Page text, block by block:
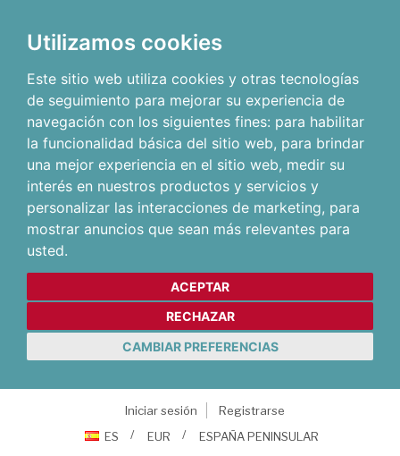
Utilizamos cookies
Este sitio web utiliza cookies y otras tecnologías
de seguimiento para mejorar su experiencia de
navegación con los siguientes fines: para habilitar
la funcionalidad básica del sitio web, para brindar
una mejor experiencia en el sitio web, medir su
interés en nuestros productos y servicios y
personalizar las interacciones de marketing, para
mostrar anuncios que sean más relevantes para
usted.
ACEPTAR
RECHAZAR
CAMBIAR PREFERENCIAS
Iniciar sesión
Registrarse
ES
EUR ESPAÑA PENINSULAR